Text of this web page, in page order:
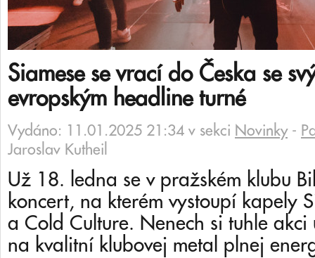
Siamese se vrací do Česka se
evropským headline turné
Vydáno: 11.01.2025 21:34 v sekci Novinky-
Jaroslav Kutheil
Už 18. ledna se v pražském klubu
koncert, na kterém vystoupí kapely
a Cold Culture. Nenech si tuhle
na kvalitní klubovej metal plnej